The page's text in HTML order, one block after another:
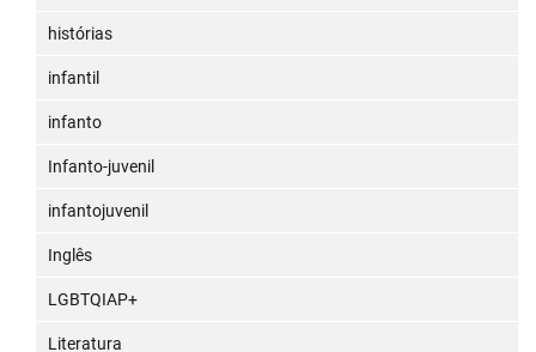
histórias
infantil
infanto
Infanto-juvenil
infantojuvenil
Inglês
LGBTQIAP+
Literatura